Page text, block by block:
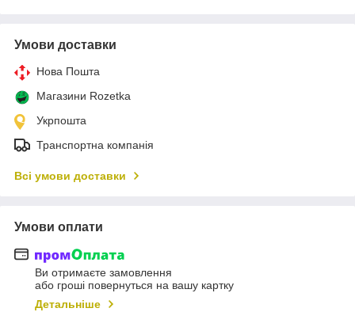
Умови доставки
Нова Пошта
Магазини Rozetka
Укрпошта
Транспортна компанія
Всі умови доставки
Умови оплати
Ви отримаєте замовлення
або гроші повернуться на вашу картку
Детальніше